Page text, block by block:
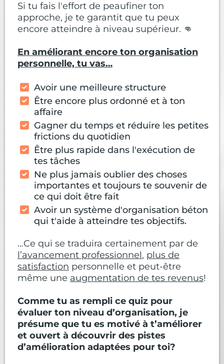
Si tu fais l'effort de peaufiner ton
approche, je te garantit que tu peux
encore atteindre à niveau supérieur. 👊
En améliorant encore ton organisation
personnelle, tu vas…
Avoir une meilleure structure
Être encore plus ordonné et à ton
affaire
Gagner du temps et réduire les petites
frictions du quotidien
Être plus rapide dans l'exécution de
tes tâches
Ne plus jamais oublier des choses
importantes et toujours te souvenir de
ce qui doit être fait
Avoir un système d'organisation béton
qui t'aide à atteindre tes objectifs.
…Ce qui se traduira certainement par de
l’avancement professionnel, plus de
satisfaction personnelle et peut-être
même une augmentation de tes revenus!
Comme tu as rempli ce quiz pour
évaluer ton niveau d’organisation, je
présume que tu es motivé à t’améliorer
et ouvert à découvrir des pistes
d’amélioration adaptées pour toi?